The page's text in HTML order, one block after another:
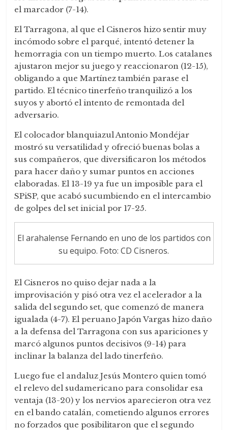
el marcador (7-14).
El Tarragona, al que el Cisneros hizo sentir muy
incómodo sobre el parqué, intentó detener la
hemorragia con un tiempo muerto. Los catalanes
ajustaron mejor su juego y reaccionaron (12-15),
obligando a que Martínez también parase el
partido. El técnico tinerfeño tranquilizó a los
suyos y abortó el intento de remontada del
adversario.
El colocador blanquiazul Antonio Mondéjar
mostró su versatilidad y ofreció buenas bolas a
sus compañeros, que diversificaron los métodos
para hacer daño y sumar puntos en acciones
elaboradas. El 13-19 ya fue un imposible para el
SPiSP, que acabó sucumbiendo en el intercambio
de golpes del set inicial por 17-25.
El arahalense Fernando en uno de los partidos con
su equipo. Foto: CD Cisneros.
El Cisneros no quiso dejar nada a la
improvisación y pisó otra vez el acelerador a la
salida del segundo set, que comenzó de manera
igualada (4-7). El peruano Japón Vargas hizo daño
a la defensa del Tarragona con sus apariciones y
marcó algunos puntos decisivos (9-14) para
inclinar la balanza del lado tinerfeño.
Luego fue el andaluz Jesús Montero quien tomó
el relevo del sudamericano para consolidar esa
ventaja (13-20) y los nervios aparecieron otra vez
en el bando catalán, cometiendo algunos errores
no forzados que posibilitaron que el segundo